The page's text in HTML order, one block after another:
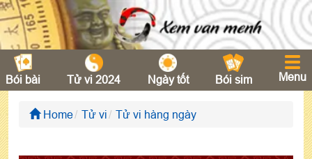
Bói bài Tử vi 2024 Ngày tốt Bói sim Menu
Home Tử vi Tử vi hàng ngày